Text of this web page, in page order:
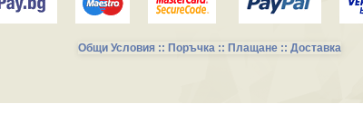
Общи Условия :: Поръчка :: Плащане :: Доставка